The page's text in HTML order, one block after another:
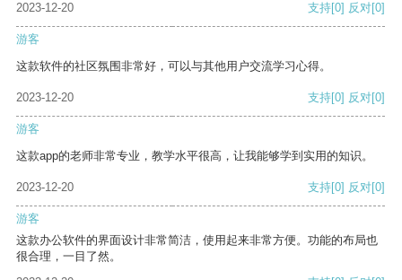
2023-12-20 支持[0] 反对[0]
游客
这款软件的社区氛围非常好，可以与其他用户交流学习心得。
2023-12-20 支持[0] 反对[0]
游客
这款app的老师非常专业，教学水平很高，让我能够学到实用的知识。
2023-12-20 支持[0] 反对[0]
游客
这款办公软件的界面设计非常简洁，使用起来非常方便。功能的布局也
很合理，一目了然。